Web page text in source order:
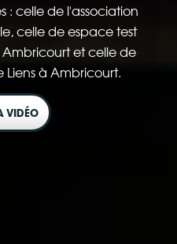
: celle de l'association
celle de espace test
et celle de
Liens à Ambricourt.
VIDÉO